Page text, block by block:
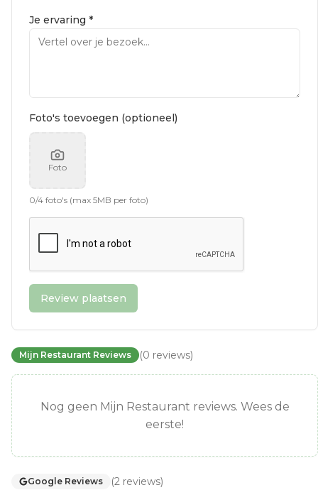
Je ervaring *
Foto's toevoegen (optioneel)
Foto
0/4 foto's (max 5MB per foto)
Review plaatsen
Mijn Restaurant Reviews (0 reviews)
Nog geen Mijn Restaurant reviews. Wees de
eerste!
Google Reviews (2 reviews)